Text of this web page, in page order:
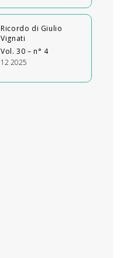
Ricordo di Giulio
Vignati
Vol. 30 – n° 4
12 2025